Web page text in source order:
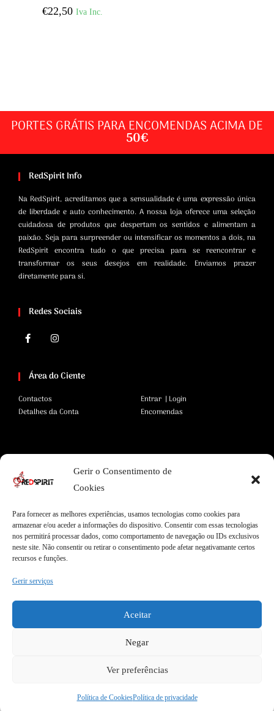
Gerir o Consentimento de
Cookies
Para fornecer as melhores experiências, usamos tecnologias como cookies para
armazenar e/ou aceder a informações do dispositivo. Consentir com essas tecnologias
nos permitirá processar dados, como comportamento de navegação ou IDs exclusivos
neste site. Não consentir ou retirar o consentimento pode afetar negativamante certos
recursos e funções.
Gerir serviços
Aceitar
Negar
Ver preferências
Política de CookiesPolítica de privacidade
CON CADENA
METALICA
€22,50 Iva Inc.
PORTES GRÁTIS PARA ENCOMENDAS ACIMA DE
50€
RedSpirit Info
Na RedSpirit, acreditamos que a sensualidade é uma expressão única
de liberdade e auto conhecimento. A nossa loja oferece uma seleção
cuidadosa de produtos que despertam os sentidos e alimentam a
paixão. Seja para surpreender ou intensificar os momentos a dois, na
RedSpirit encontra tudo o que precisa para se reencontrar e
transformar os seus desejos em realidade. Enviamos prazer
diretamente para si.
Redes Sociais
Área do Ciente
Contactos
Detalhes da Conta
Entrar | Login
Encomendas
Termos e Condições
Cookies
Livro de Reclamações
Garantias
Entregas Express
Garantia de 2 anos
100% Satisfação
COPYRIGHT © 2026 REDSPIRIT | DESIGN BY